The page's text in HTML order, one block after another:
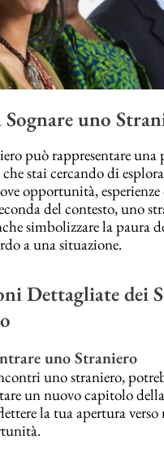
uno
può rappresentare una
stai cercando di
opportunità, esperienze
del contesto, uno
simbolizzare la paura
a una situazione.
Dettagliate dei
uno Straniero
uno straniero,
un nuovo capitolo
la tua apertura verso